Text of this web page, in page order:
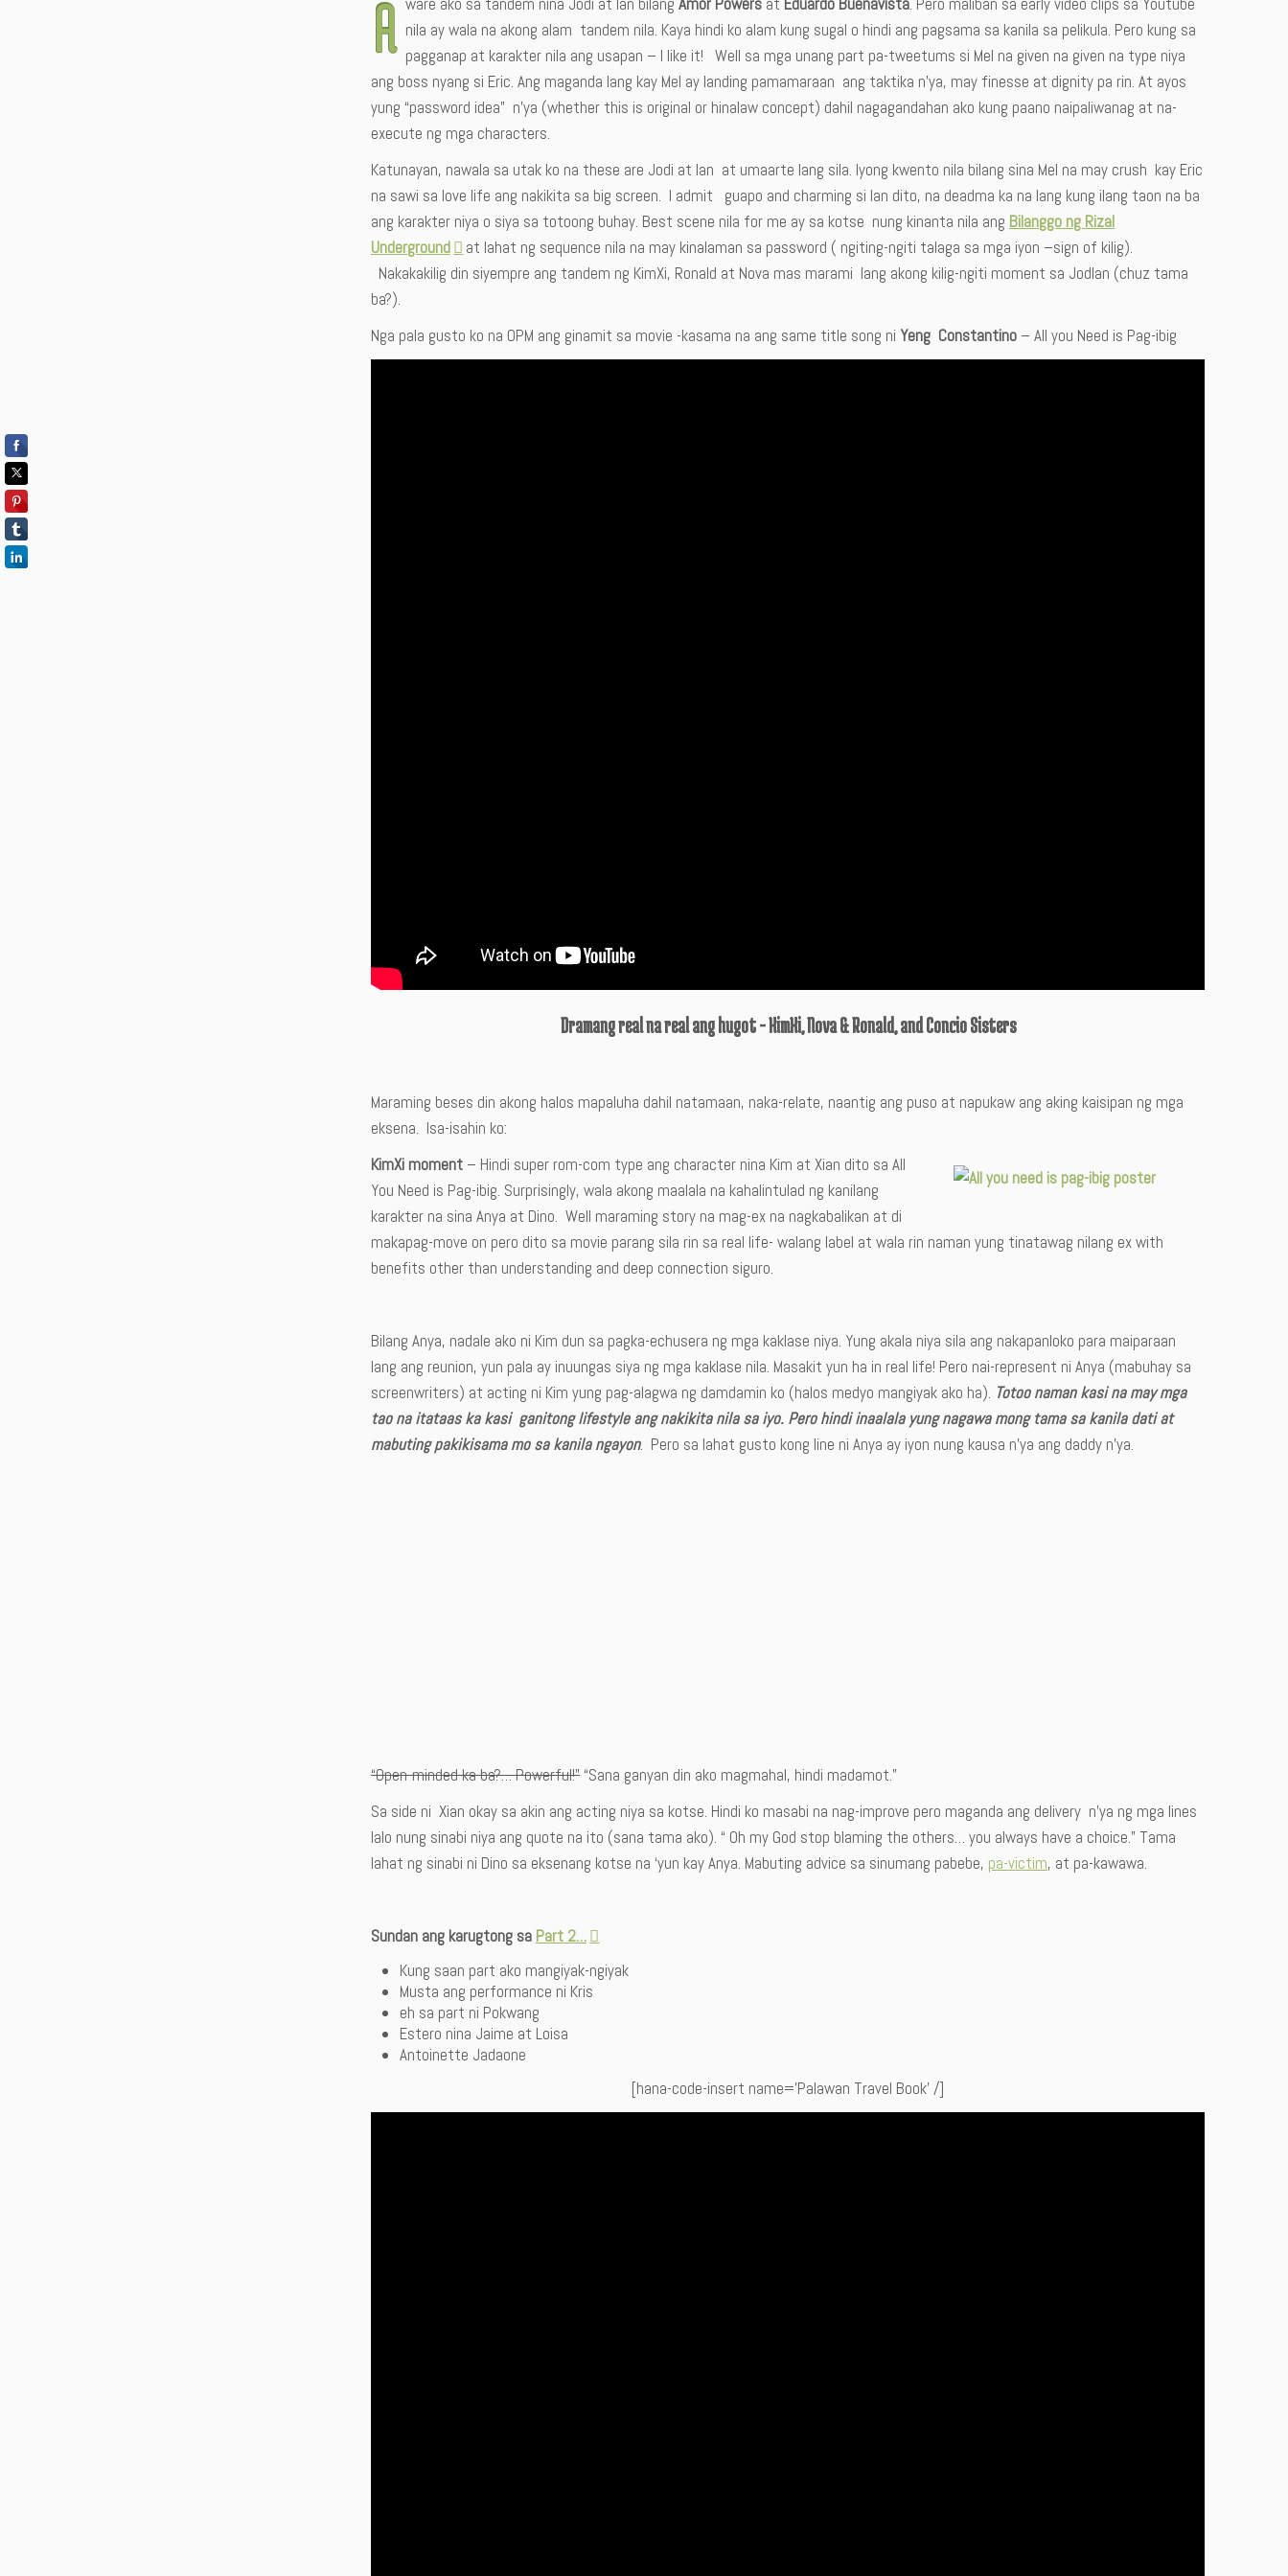
A ware ako sa tandem nina Jodi at Ian bilang Amor Powers at Eduardo Buenavista. Pero maliban sa early video clips sa Youtube
nila ay wala na akong alam tandem nila. Kaya hindi ko alam kung sugal o hindi ang pagsama sa kanila sa pelikula. Pero kung sa
pagganap at karakter nila ang usapan – I like it! Well sa mga unang part pa-tweetums si Mel na given na given na type niya
ang boss nyang si Eric. Ang maganda lang kay Mel ay landing pamamaraan ang taktika n’ya, may finesse at dignity pa rin. At ayos
yung “password idea” n’ya (whether this is original or hinalaw concept) dahil nagagandahan ako kung paano naipaliwanag at na-
execute ng mga characters.
Katunayan, nawala sa utak ko na these are Jodi at Ian at umaarte lang sila. Iyong kwento nila bilang sina Mel na may crush kay Eric
na sawi sa love life ang nakikita sa big screen. I admit guapo and charming si Ian dito, na deadma ka na lang kung ilang taon na ba
ang karakter niya o siya sa totoong buhay. Best scene nila for me ay sa kotse nung kinanta nila ang Bilanggo ng Rizal
Underground at lahat ng sequence nila na may kinalaman sa password ( ngiting-ngiti talaga sa mga iyon –sign of kilig).
Nakakakilig din siyempre ang tandem ng KimXi, Ronald at Nova mas marami lang akong kilig-ngiti moment sa JodIan (chuz tama
ba?).
Nga pala gusto ko na OPM ang ginamit sa movie -kasama na ang same title song ni Yeng Constantino – All you Need is Pag-ibig
Dramang real na real ang hugot – KimXi, Nova & Ronald, and Concio Sisters
Maraming beses din akong halos mapaluha dahil natamaan, naka-relate, naantig ang puso at napukaw ang aking kaisipan ng mga
eksena. Isa-isahin ko:
KimXi moment – Hindi super rom-com type ang character nina Kim at Xian dito sa All
You Need is Pag-ibig. Surprisingly, wala akong maalala na kahalintulad ng kanilang
karakter na sina Anya at Dino. Well maraming story na mag-ex na nagkabalikan at di
makapag-move on pero dito sa movie parang sila rin sa real life- walang label at wala rin naman yung tinatawag nilang ex with
benefits other than understanding and deep connection siguro.
Bilang Anya, nadale ako ni Kim dun sa pagka-echusera ng mga kaklase niya. Yung akala niya sila ang nakapanloko para maiparaan
lang ang reunion, yun pala ay inuungas siya ng mga kaklase nila. Masakit yun ha in real life! Pero nai-represent ni Anya (mabuhay sa
screenwriters) at acting ni Kim yung pag-alagwa ng damdamin ko (halos medyo mangiyak ako ha). Totoo naman kasi na may mga
tao na itataas ka kasi ganitong lifestyle ang nakikita nila sa iyo. Pero hindi inaalala yung nagawa mong tama sa kanila dati at
mabuting pakikisama mo sa kanila ngayon. Pero sa lahat gusto kong line ni Anya ay iyon nung kausa n’ya ang daddy n’ya.
“Open-minded ka ba?… Powerful!”“Sana ganyan din ako magmahal, hindi madamot.”
Sa side ni Xian okay sa akin ang acting niya sa kotse. Hindi ko masabi na nag-improve pero maganda ang delivery n’ya ng mga lines
lalo nung sinabi niya ang quote na ito (sana tama ako). “ Oh my God stop blaming the others… you always have a choice.” Tama
lahat ng sinabi ni Dino sa eksenang kotse na ‘yun kay Anya. Mabuting advice sa sinumang pabebe, pa-victim, at pa-kawawa.
Sundan ang karugtong sa Part 2…
Kung saan part ako mangiyak-ngiyak
Musta ang performance ni Kris
eh sa part ni Pokwang
Estero nina Jaime at Loisa
Antoinette Jadaone
[hana-code-insert name=’Palawan Travel Book’ /]